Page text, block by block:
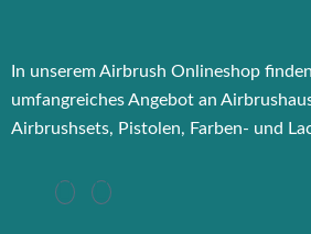
In unserem Airbrush Onlineshop
umfangreiches Angebot an
Airbrushsets, Pistolen, Farben- und